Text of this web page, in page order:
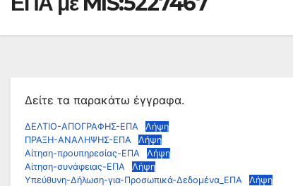
Δείτε τα παρακάτω έγγραφα.
ΔΕΛΤΙΟ-ΑΠΟΓΡΑΦΗΣ-ΕΠΑ
Λήψη
ΠΡΑΞΗ-ΑΝΑΛΗΨΗΣ-ΕΠΑ
Λήψη
Αίτηση-προυπηρεσίας-ΕΠΑ
Λήψη
Αίτηση-συνάφειας-ΕΠΑ
Λήψη
Υπεύθυνη-Δήλωση-για-Προσωπικά-Δεδομένα_ΕΠΑ
Λήψη